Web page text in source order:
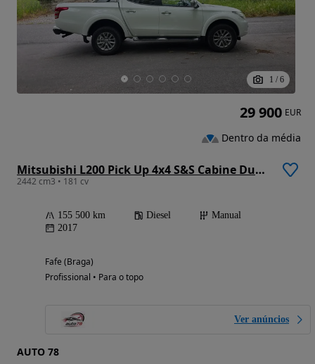
1 / 6
Mitsubishi L200 Pick Up 4x4 S&S Cabine Dupla Diamant Edition
2442 cm3 • 181 cv
155 500 km Diesel
Manual
2017
Fafe (Braga)
Profissional • Para o topo
Ver anúncios
AUTO 78
29 900 EUR
Dentro da média